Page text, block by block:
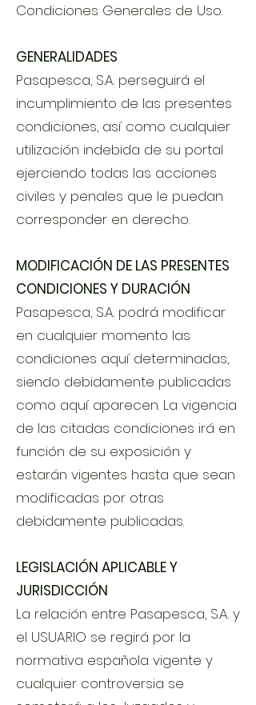
Condiciones Generales de Uso.
GENERALIDADES
Pasapesca, S.A. perseguirá el
incumplimiento de las presentes
condiciones, así como cualquier
utilización indebida de su portal
ejerciendo todas las acciones
civiles y penales que le puedan
corresponder en derecho.
MODIFICACIÓN DE LAS PRESENTES
CONDICIONES Y DURACIÓN
Pasapesca, S.A. podrá modificar
en cualquier momento las
condiciones aquí determinadas,
siendo debidamente publicadas
como aquí aparecen. La vigencia
de las citadas condiciones irá en
función de su exposición y
estarán vigentes hasta que sean
modificadas por otras
debidamente publicadas.
LEGISLACIÓN APLICABLE Y
JURISDICCIÓN
La relación entre Pasapesca, S.A. y
el USUARIO se regirá por la
normativa española vigente y
cualquier controversia se